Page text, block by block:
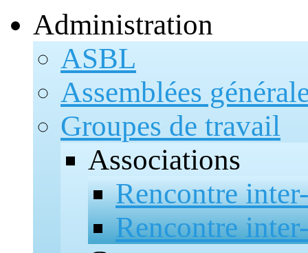
Administration
ASBL
Assemblées
Groupes de travail
Associations
Rencontre
Rencontre